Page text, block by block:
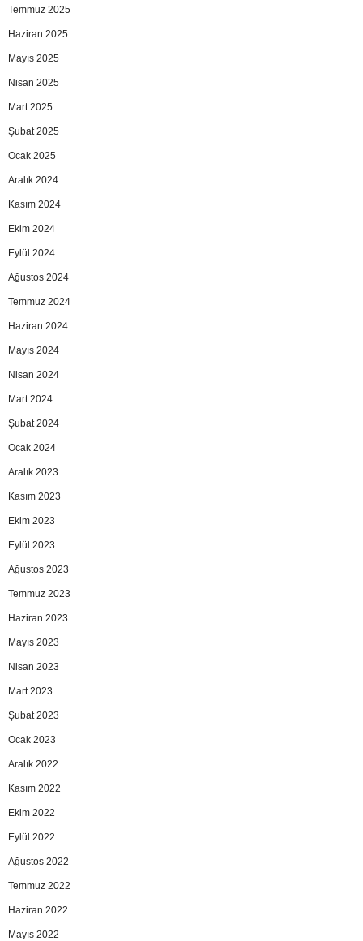
Temmuz 2025
Haziran 2025
Mayıs 2025
Nisan 2025
Mart 2025
Şubat 2025
Ocak 2025
Aralık 2024
Kasım 2024
Ekim 2024
Eylül 2024
Ağustos 2024
Temmuz 2024
Haziran 2024
Mayıs 2024
Nisan 2024
Mart 2024
Şubat 2024
Ocak 2024
Aralık 2023
Kasım 2023
Ekim 2023
Eylül 2023
Ağustos 2023
Temmuz 2023
Haziran 2023
Mayıs 2023
Nisan 2023
Mart 2023
Şubat 2023
Ocak 2023
Aralık 2022
Kasım 2022
Ekim 2022
Eylül 2022
Ağustos 2022
Temmuz 2022
Haziran 2022
Mayıs 2022